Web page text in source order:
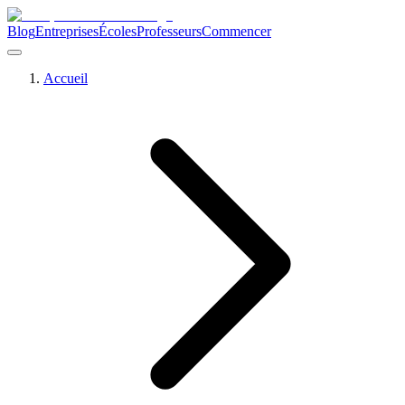
BlogEntreprisesÉcolesProfesseursCommencer
Accueil